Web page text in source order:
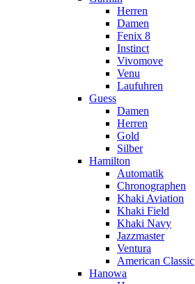
Herren
Damen
Fenix 8
Instinct
Vivomove
Venu
Laufuhren
Guess
Damen
Herren
Gold
Silber
Hamilton
Automatik
Chronographen
Khaki Aviation
Khaki Field
Khaki Navy
Jazzmaster
Ventura
American Classic
Hanowa